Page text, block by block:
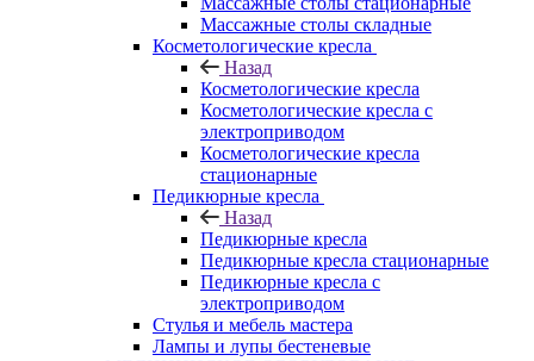
Массажные столы складные
Косметологические кресла
Назад
Косметологические кресла
Косметологические кресла с
электроприводом
Косметологические кресла
стационарные
Педикюрные кресла
Назад
Педикюрные кресла
Педикюрные кресла стационарные
Педикюрные кресла с
электроприводом
Стулья и мебель мастера
Лампы и лупы бестеневые